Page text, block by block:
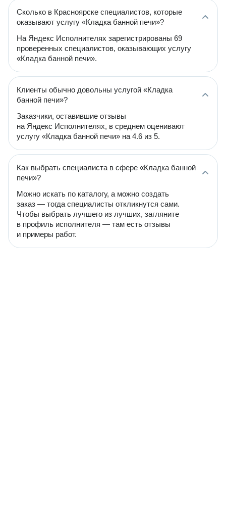
Сколько в Красноярске специалистов, которые
оказывают услугу «Кладка банной печи»?
На Яндекс Исполнителях зарегистрированы 69
проверенных специалистов, оказывающих услугу
«Кладка банной печи».
Клиенты обычно довольны услугой «Кладка
банной печи»?
Заказчики, оставившие отзывы
на Яндекс Исполнителях, в среднем оценивают
услугу «Кладка банной печи» на 4.6 из 5.
Как выбрать специалиста в сфере «Кладка банной
печи»?
Можно искать по каталогу, а можно создать
заказ — тогда специалисты откликнутся сами.
Чтобы выбрать лучшего из лучших, загляните
в профиль исполнителя — там есть отзывы
и примеры работ.